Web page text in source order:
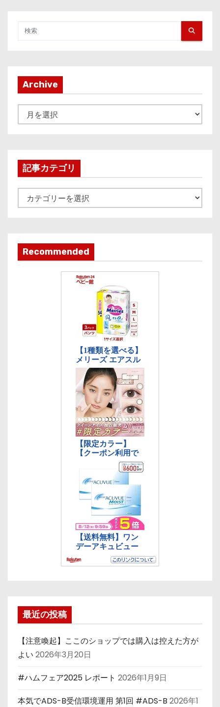
Archive
r
v
記事カテゴリ
事
ゴ
リ
Recommended
最近の投稿
【注意喚起】ここのショップでは購入は控えた方が
よい 2026年3月20日
#ハムフェア2025 レポート 2026年1月9日
本気でADS-B受信環境運用 第1回 #ADS-B 2026年1